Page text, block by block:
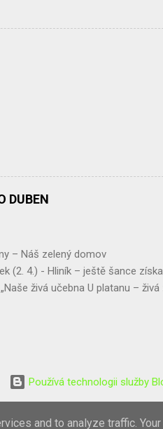
DUBEN
filmy – Náš zelený domov
(2. 4.) - Hliník – ještě šance
živá učebna U platanu – živá
podél komunikace Chotěboř –
Používá technologii služby
and to analyze traffic.